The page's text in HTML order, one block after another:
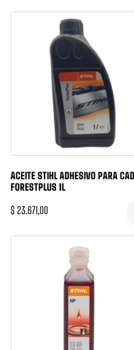
ACEITE STIHL ADHESIVO PARA
FORESTPLUS 1L
$ 23.671,00